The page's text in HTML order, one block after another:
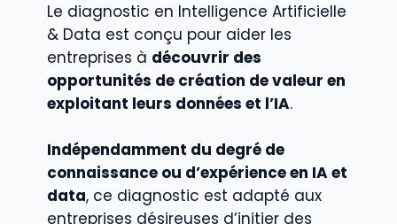
Le diagnostic en Intelligence Artificielle
& Data est conçu pour aider les
entreprises à découvrir des
opportunités de création de valeur en
exploitant leurs données et l’IA.
Indépendamment du degré de
connaissance ou d’expérience en IA et
data, ce diagnostic est adapté aux
entreprises désireuses d’initier des